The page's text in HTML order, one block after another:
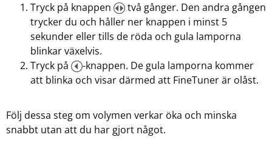
Tryck på knappen
två gånger. Den andra gången
trycker du och håller ner knappen i minst 5
sekunder eller tills de röda och gula lamporna
blinkar växelvis.
Tryck på
-knappen. De gula lamporna kommer
att blinka och visar därmed att FineTuner är olåst.
Följ dessa steg om volymen verkar öka och minska
snabbt utan att du har gjort något.